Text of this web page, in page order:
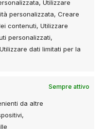
Utilizzare
personalizzata, Creare
contenuti, Utilizzare
personalizzati,
dati limitati per la
Sempre attivo
da altre
Academy, trovi la
non lo sei ancora,
e ti permette di
materiali pensati per
digitale.
competenze, fa la
applicata.